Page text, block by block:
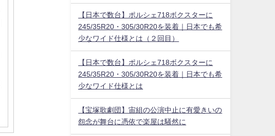
【日本で数台】ポルシェ718ボクスターに
245/35R20・305/30R20を装着｜日本でも希
少なワイド仕様とは（２回目）
【日本で数台】ポルシェ718ボクスターに
245/35R20・305/30R20を装着｜日本でも希
少なワイド仕様とは
【宝塚歌劇団】宙組の公演中止に有愛きいの
怨念が舞台に憑依で楽屋は騒然に